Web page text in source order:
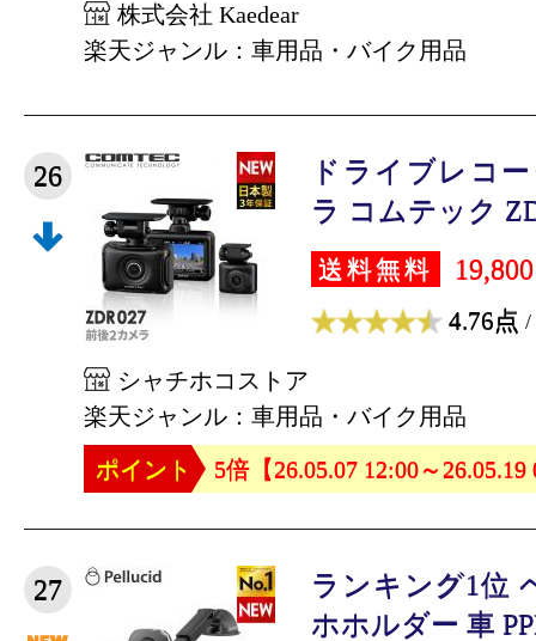
株式会社 Kaedear
楽天ジャンル：車用品・バイク用品
26
ドライブレコ
ラ コムテック
送料無料
4.76点 /
シャチホコストア
楽天ジャンル：車用品・バイク用品
ポイント
5倍【26.05.07 12:00～26.05.19
27
ランキング1位
ホホルダー 車